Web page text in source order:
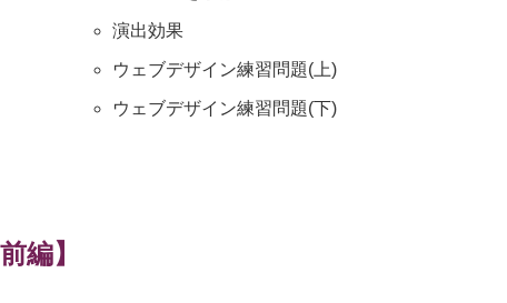
演出効果
ウェブデザイン練習問題(上)
ウェブデザイン練習問題(下)
編】